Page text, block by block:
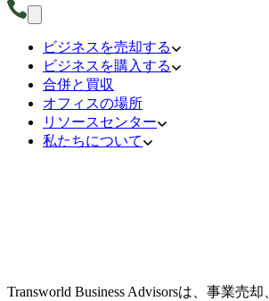
ビジネスを売却する
ビジネスを購入する
合併と買収
オフィスの場所
リソースセンター
私たちについて
Transworld Business Advisorsは、事業売